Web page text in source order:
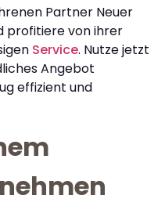
Partner Neuer
profitiere von ihrer
Service. Nutze jetzt
Angebot
effizient und